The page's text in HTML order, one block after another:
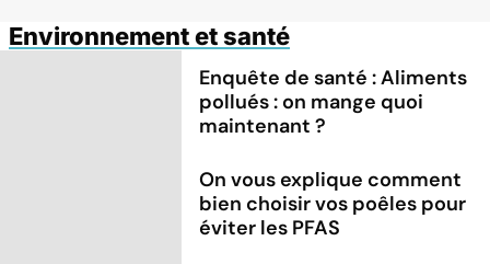
Environnement et santé
Enquête de santé : Aliments
pollués : on mange quoi
maintenant ?
On vous explique comment
bien choisir vos poêles pour
éviter les PFAS